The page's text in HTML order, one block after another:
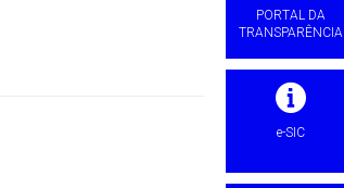
PORTAL DA
TRANSPARÊNCIA
e-SIC